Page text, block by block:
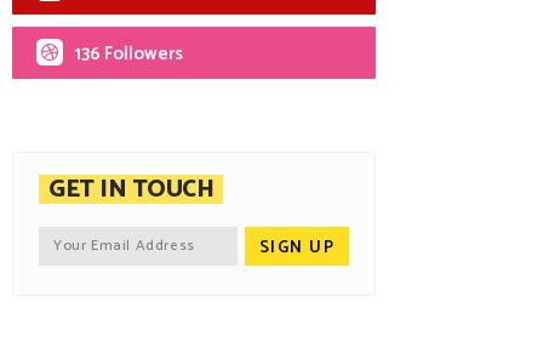
136 Followers
GET IN TOUCH